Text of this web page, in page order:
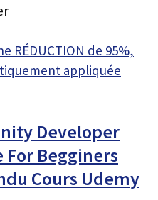
RÉDUCTION de 95%,
appliquée
Developer
Begginers
Cours Udemy